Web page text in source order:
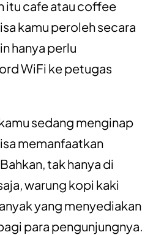
itu cafe atau coffee
kamu peroleh secara
hanya perlu
WiFi ke petugas
sedang menginap
memanfaatkan
tak hanya di
warung kopi kaki
yang menyediakan
para pengunjungnya.